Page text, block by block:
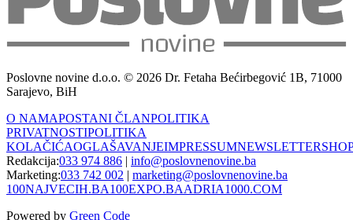
Poslovne novine d.o.o. © 2026 Dr. Fetaha Bećirbegović 1B, 71000
Sarajevo, BiH
O NAMAPOSTANI ČLANPOLITIKA
PRIVATNOSTIPOLITIKA
KOLAČIĆAOGLAŠAVANJEIMPRESSUMNEWSLETTER
Redakcija:033 974 886 | info@poslovnenovine.ba
Marketing:033 742 002 | marketing@poslovnenovine.ba
100NAJVECIH.BA100EXPO.BAADRIA1000.COM
Powered by Green Code